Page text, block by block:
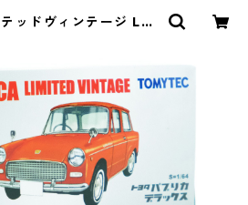
ッドヴィンテージ LV-